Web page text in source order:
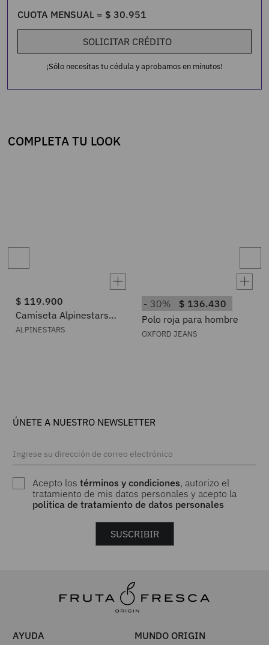
CUOTA MENSUAL = $ 30.951
SOLICITAR CRÉDITO
¡Sólo necesitas tu cédula y aprobamos en minutos!
COMPLETA TU LOOK
$ 119.900
Camiseta Alpinestars
Trifecta SS
ALPINESTARS
30% $ 136.430
Polo roja para hombre
OXFORD JEANS
ÚNETE A NUESTRO NEWSLETTER
Acepto lostérminos y condiciones, autorizo el
tratamiento de mis datos personales y acepto la
politica de tratamiento de datos personales
SUSCRIBIR
AYUDA MUNDO ORIGIN